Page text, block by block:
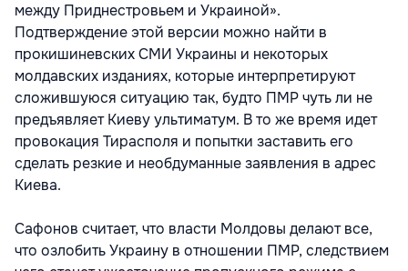
между Приднестровьем и Украиной».
Подтверждение этой версии можно найти в
прокишиневских СМИ Украины и некоторых
молдавских изданиях, которые интерпретируют
сложившуюся ситуацию так, будто ПМР чуть ли не
предъявляет Киеву ультиматум. В то же время идет
провокация Тирасполя и попытки заставить его
сделать резкие и необдуманные заявления в адрес
Киева.
Сафонов считает, что власти Молдовы делают все,
что озлобить Украину в отношении ПМР, следствием